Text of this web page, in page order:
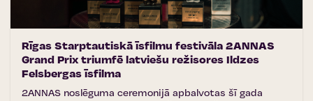
Rīgas Starptautiskā īsfilmu festivāla 2ANNAS
Grand Prix triumfē latviešu režisores Ildzes
Felsbergas īsfilma
2ANNAS noslēguma ceremonijā apbalvotas šī gada